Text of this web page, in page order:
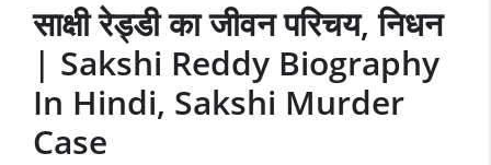
साक्षी रेड्डी का जीवन परिचय, निधन
| Sakshi Reddy Biography
In Hindi, Sakshi Murder
Case